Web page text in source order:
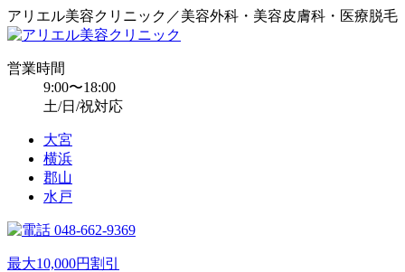
アリエル美容クリニック／美容外科・美容皮膚科・医療脱毛
営業時間
9:00〜18:00
土/日/祝対応
大宮
横浜
郡山
水戸
048-662-9369
最大10,000円割引